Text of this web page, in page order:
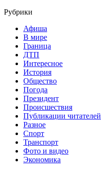
Рубрики
Афиша
В мире
Граница
ДТП
Интересное
История
Общество
Погода
Президент
Происшествия
Публикации читателей
Разное
Спорт
Транспорт
Фото и видео
Экономика